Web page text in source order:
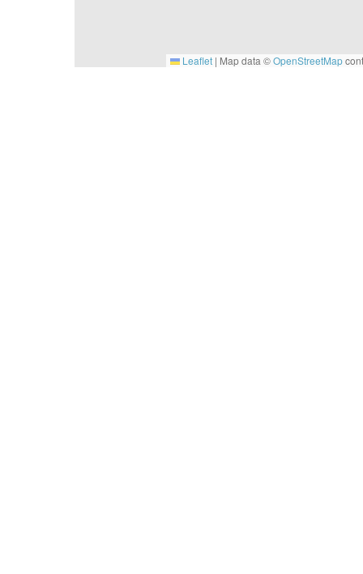
Leaflet | Map data ©OpenStreetMap